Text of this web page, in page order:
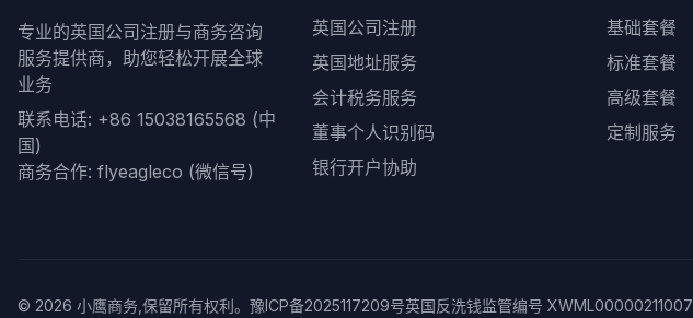
专业的英国公司注册与商务咨询
服务提供商，助您轻松开展全球
业务
联系电话: +86 15038165568 (中
国)
商务合作: flyeagleco (微信号)
英国公司注册
英国地址服务
会计税务服务
董事个人识别码
银行开户协助
基础套餐
标准套餐
高级套餐
定制服务
© 2026 小鹰商务,保留所有权利。 豫ICP备2025117209号英国反洗钱监管编号 XWML00000211007